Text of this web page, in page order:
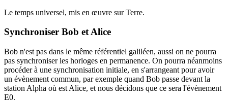
Le temps universel, mis en œuvre sur Terre.
Synchroniser Bob et Alice
Bob n'est pas dans le même référentiel galiléen, aussi on ne pourra
pas synchroniser les horloges en permanence. On pourra néanmoins
procéder à une synchronisation initiale, en s'arrangeant pour avoir
un évènement commun, par exemple quand Bob passe devant la
station Alpha où est Alice, et nous décidons que ce sera l'évènement
E0.